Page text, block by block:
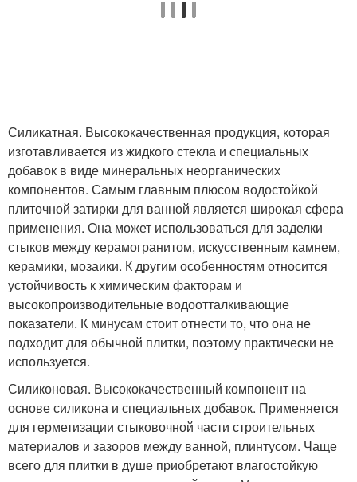
Силикатная. Высококачественная продукция, которая
изготавливается из жидкого стекла и специальных
добавок в виде минеральных неорганических
компонентов. Самым главным плюсом водостойкой
плиточной затирки для ванной является широкая сфера
применения. Она может использоваться для заделки
стыков между керамогранитом, искусственным камнем,
керамики, мозаики. К другим особенностям относится
устойчивость к химическим факторам и
высокопроизводительные водоотталкивающие
показатели. К минусам стоит отнести то, что она не
подходит для обычной плитки, поэтому практически не
используется.
Силиконовая. Высококачественный компонент на
основе силикона и специальных добавок. Применяется
для герметизации стыковочной части строительных
материалов и зазоров между ванной, плинтусом. Чаще
всего для плитки в душе приобретают влагостойкую